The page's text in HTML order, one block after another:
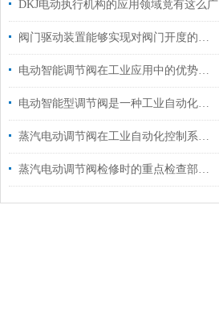
DKJ电动执行机构的应用领域竟有这么广
阀门驱动装置能够实现对阀门开度的准确控制
电动智能调节阀在工业应用中的优势体现在多个方面
电动智能型调节阀是一种工业自动化控制设备
蒸汽电动调节阀在工业自动化控制系统中的应用
蒸汽电动调节阀检修时的重点检查部位有哪些?